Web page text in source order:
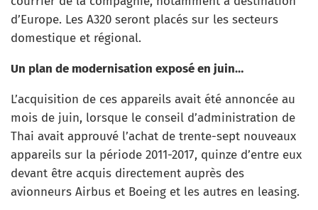
d’Europe. Les A320 seront placés sur les secteurs
domestique et régional.
Un plan de modernisation exposé en juin…
L’acquisition de ces appareils avait été annoncée au
mois de juin, lorsque le conseil d’administration de
Thai avait approuvé l’achat de trente-sept nouveaux
appareils sur la période 2011-2017, quinze d’entre eux
devant être acquis directement auprès des
avionneurs Airbus et Boeing et les autres en leasing.